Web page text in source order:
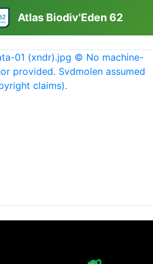
Atlas Biodiv'Eden 62